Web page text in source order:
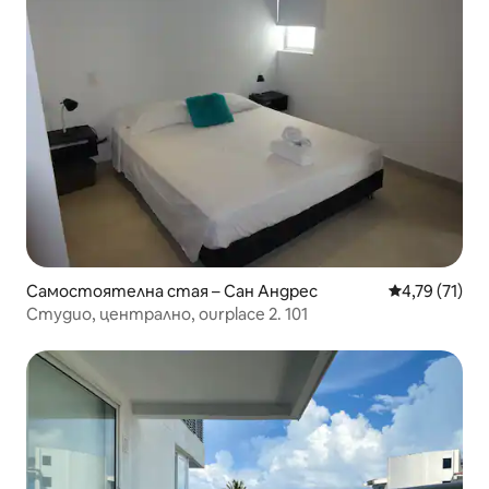
Самостоятелна стая – Сан Андрес Средна
4,79 (71)
Студио, централно, ourplace 2. 101